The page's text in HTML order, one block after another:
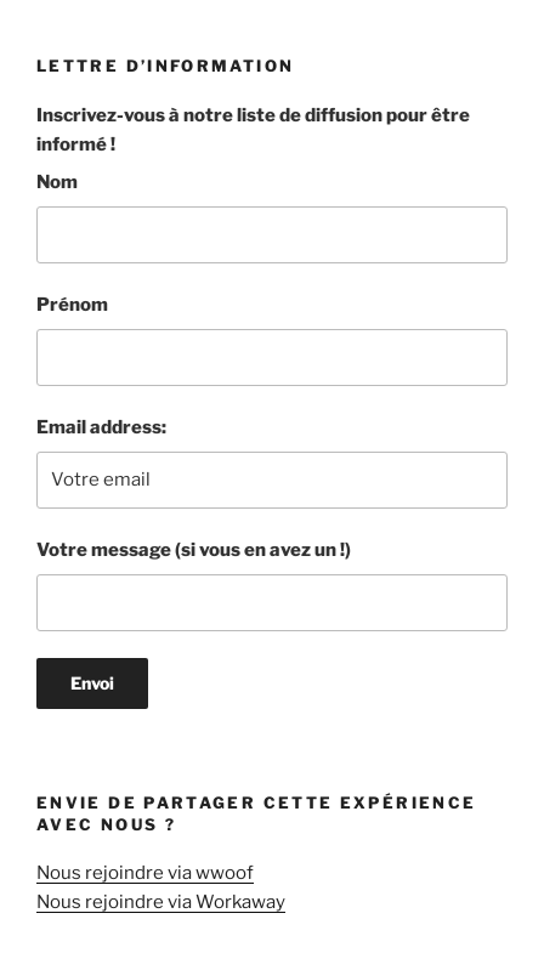
c
b
k
LETTRE D’INFORMATION
Inscrivez-vous à notre liste de diffusion pour être
informé !
Nom
Prénom
Email address:
Votre message (si vous en avez un !)
ENVIE DE PARTAGER CETTE EXPÉRIENCE
AVEC NOUS ?
Nous rejoindre via wwoof
Nous rejoindre via Workaway